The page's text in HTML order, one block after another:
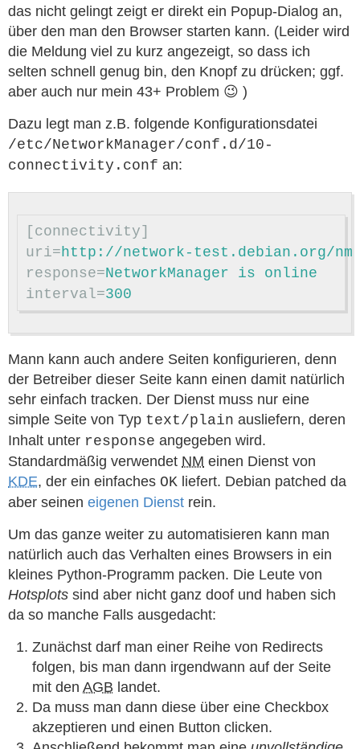
das nicht gelingt zeigt er direkt ein Popup-Dialog an,
über den man den Browser starten kann. (Leider wird
die Meldung viel zu kurz angezeigt, so dass ich
selten schnell genug bin, den Knopf zu drücken; ggf.
aber auch nur mein 43+ Problem 😉 )
Dazu legt man z.B. folgende Konfigurationsdatei
/etc/NetworkManager/conf.d/10-
connectivity.conf an:
[connectivity]
uri=http://network-test.debian.org/nm
response=NetworkManager is online
interval=300
Mann kann auch andere Seiten konfigurieren, denn
der Betreiber dieser Seite kann einen damit natürlich
sehr einfach tracken. Der Dienst muss nur eine
simple Seite von Typ text/plain ausliefern, deren
Inhalt unter response angegeben wird.
Standardmäßig verwendet NM einen Dienst von
KDE, der ein einfaches OK liefert. Debian patched da
aber seinen eigenen Dienst rein.
Um das ganze weiter zu automatisieren kann man
natürlich auch das Verhalten eines Browsers in ein
kleines Python-Programm packen. Die Leute von
Hotsplots sind aber nicht ganz doof und haben sich
da so manche Falls ausgedacht:
Zunächst darf man einer Reihe von Redirects
folgen, bis man dann irgendwann auf der Seite
mit den AGB landet.
Da muss man dann diese über eine Checkbox
akzeptieren und einen Button clicken.